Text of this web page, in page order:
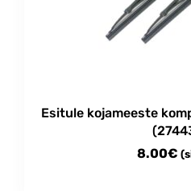
Esitule kojameeste
8.00€